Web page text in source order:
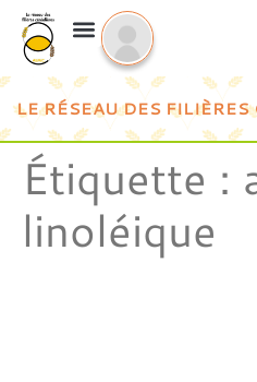
LE RÉSEAU DES FILIÈRES
Étiquette :
linoléique